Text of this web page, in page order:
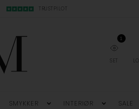
TRUSTPILOT
SET
1
SMYKKER INTERIØR SALE